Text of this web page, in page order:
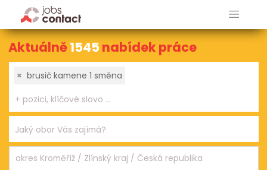
Aktuálně1545 nabídek práce
× brusič kamene 1 směna